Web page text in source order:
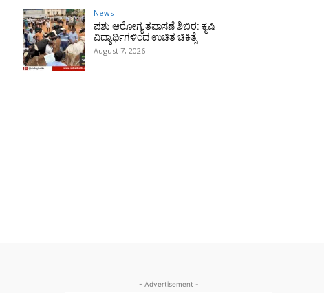
News
ಪಶು ಆರೋಗ್ಯ ತಪಾಸಣೆ ಶಿಬಿರ: ಕೃಷಿ
ವಿದ್ಯಾರ್ಥಿಗಳಿಂದ ಉಚಿತ ಚಿಕಿತ್ಸೆ
August 7, 2026
- Advertisement -